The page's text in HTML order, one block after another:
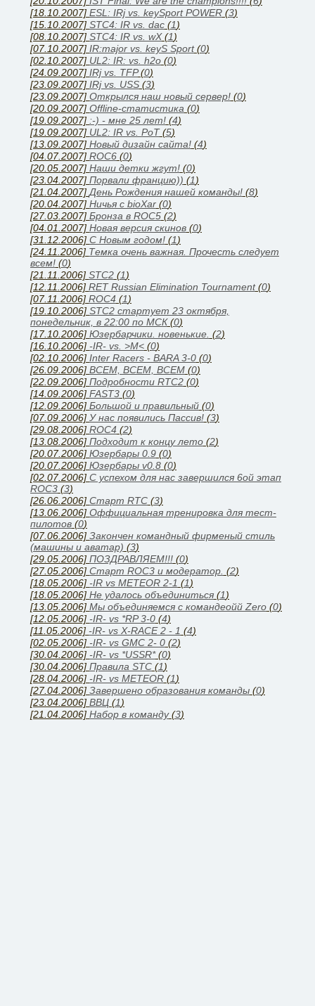
[18.10.2007] ESL: IRj vs. keySport POWER (3)
[15.10.2007] STC4: IR vs. dac (1)
[08.10.2007] STC4: IR vs. wX(1)
[07.10.2007] IR:major vs. keyS Sport(0)
[02.10.2007] UL2: IR: vs. h2o (0)
[24.09.2007] IRj vs. TFP(0)
[23.09.2007] IRj vs. USS (3)
[23.09.2007] Открылся наш новый сервер! (0)
[20.09.2007] Offline-статистика (0)
[19.09.2007] :-) - мне 25 лет! (4)
[19.09.2007] UL2: IR vs. PoT(5)
[13.09.2007] Новый дизайн сайта! (4)
[04.07.2007] ROC6 (0)
[20.05.2007] Наши детки жгут! (0)
[23.04.2007] Порвали францию)) (1)
[21.04.2007] День Рождения нашей команды! (8)
[20.04.2007] Ничья с bioXar (0)
[27.03.2007] Бронза в ROC5 (2)
[04.01.2007] Новая версия скинов (0)
[31.12.2006] C Новым годом! (1)
[24.11.2006] Темка очень важная. Прочесть следует
всем! (0)
[21.11.2006] STC2 (1)
[12.11.2006] RET Russian Elimination Tournament(0)
[07.11.2006] ROC4 (1)
[19.10.2006] STC2 стартует 23 октября,
понедельник, в 22:00 по МСК(0)
[17.10.2006] Юзербарчики. новенькие. (2)
[16.10.2006] -IR- vs. >M< (0)
[02.10.2006] Inter Racers - BARA 3-0 (0)
[26.09.2006] ВСЕМ, ВСЕМ, ВСЕМ (0)
[22.09.2006] Подробности RTC2 (0)
[14.09.2006] FAST3 (0)
[12.09.2006] Большой и правильный (0)
[07.09.2006] У нас появились Паcсив! (3)
[29.08.2006] ROC4 (2)
[13.08.2006] Подходит к концу лето (2)
[20.07.2006] Юзербары 0.9 (0)
[20.07.2006] Юзербары v0.8 (0)
[02.07.2006] С успехом для нас завершился 6ой этап
ROC3 (3)
[26.06.2006] Cтарт RTC (3)
[13.06.2006] Оффициальная тренировка для тест-
пилотов (0)
[07.06.2006] Закончен командный фирменый стиль
(машины и аватар) (3)
[29.05.2006] ПОЗДРАВЛЯЕМ!!! (0)
[27.05.2006] Старт ROC3 и модератор. (2)
[18.05.2006] -IR vs METEOR 2-1 (1)
[18.05.2006] Не удалось объединиться (1)
[13.05.2006] Мы объединяемся с командеойй Zero (0)
[12.05.2006] -IR- vs *RP 3-0 (4)
[11.05.2006] -IR- vs X-RACE 2 - 1 (4)
[02.05.2006] -IR- vs GMC 2- 0 (2)
[30.04.2006] -IR- vs *USSR*(0)
[30.04.2006] Правила STC (1)
[28.04.2006] -IR- vs METEOR (1)
[27.04.2006] Завершено образования команды (0)
[23.04.2006] ВВЦ (1)
[21.04.2006] Набор в команду(3)